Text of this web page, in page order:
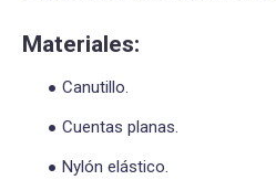
Materiales:
Canutillo.
Cuentas planas.
Nylón elástico.